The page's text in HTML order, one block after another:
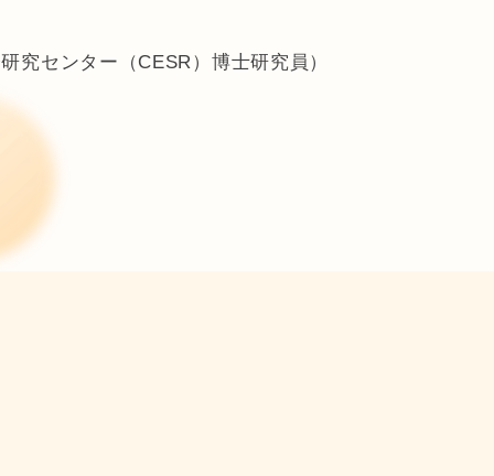
究センター（CESR）博士研究員）